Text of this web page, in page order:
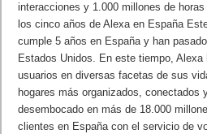
interacciones y 1.000 millones de
los cinco años de Alexa en España
cumple 5 años en España y han
Estados Unidos. En este tiempo, Alexa
usuarios en diversas facetas de sus
hogares más organizados, conectados
desembocado en más de 18.000
clientes en España con el servicio de